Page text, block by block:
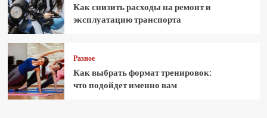
Как снизить расходы на ремонт и
эксплуатацию транспорта
Разное
Как выбрать формат тренировок:
что подойдет именно вам